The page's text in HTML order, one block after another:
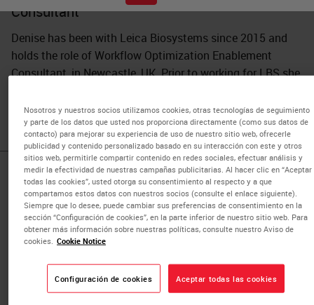
Consultant
Denise has been with Leica Biosystems since 2015 and
holds the role of Workflow Optimization Enablement
Consultant, in Newcastle, UK. Prior to working for LBS she
for over 15 years working within NHS Pathology Services.
Published Pieces by
Denise Woolley
Introduction to Antibodies
IHC & Multiplexing
Nosotros y nuestros socios utilizamos cookies, otras tecnologías de seguimiento
y parte de los datos que usted nos proporciona directamente (como sus datos de
contacto) para mejorar su experiencia de uso de nuestro sitio web, ofrecerle
publicidad y contenido personalizado basado en su interacción con este y otros
sitios web, permitirle compartir contenido en redes sociales, efectuar análisis y
medir la efectividad de nuestras campañas publicitarias. Al hacer clic en “Aceptar
todas las cookies”, usted otorga su consentimiento al respecto y a que
compartamos estos datos con nuestros socios (consulte el enlace siguiente).
Siempre que lo desee, puede cambiar sus preferencias de consentimiento en la
sección “Configuración de cookies”, en la parte inferior de nuestro sitio web. Para
obtener más información sobre nuestras políticas, consulte nuestro Aviso de
cookies. Cookie Notice
Configuración de cookies Aceptar todas las cookies